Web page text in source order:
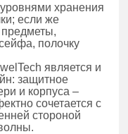
хранения
если же
предметы,
полочку
является и
защитное
и корпуса –
сочетается с
стороной